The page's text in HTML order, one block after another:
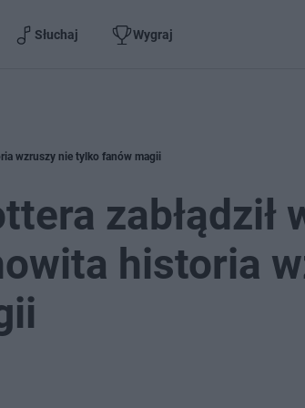
Słuchaj Wygraj
wzruszy nie tylko fanów magii
zabłądził
historia